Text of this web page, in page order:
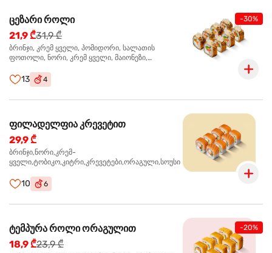
-30%
ცეზარი როლი
21,9 ₾31,9 ₾
ბრინჯი, კრემ ყველი, პომიდორი, სალათის
ფოთოლი, ნორი, კრემ ყველი, მაიონეზი,
შებოლილი ქათმის ფილე
13 4
ფილადელფია კრევეტით
29,9 ₾
ბრინჯი,ნორი,კრემ-
ყველი,ტობიკო,კიტრი,კრევეტები,ორაგული,სოუსი
10 6
-20%
ტემპურა როლი ორაგულით
18,9 ₾23,9 ₾